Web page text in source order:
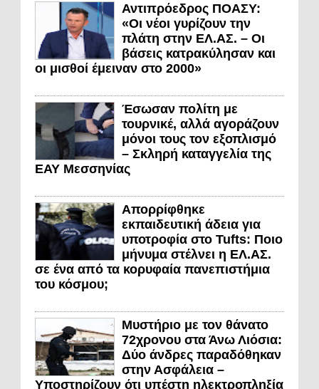
Αντιπρόεδρος ΠΟΑΣΥ:
«Οι νέοι γυρίζουν την
πλάτη στην ΕΛ.ΑΣ. – Οι
βάσεις κατρακύλησαν και
οι μισθοί έμειναν στο 2000»
Έσωσαν πολίτη με
τουρνικέ, αλλά αγοράζουν
μόνοι τους τον εξοπλισμό
– Σκληρή καταγγελία της
ΕΑΥ Μεσσηνίας
Απορρίφθηκε
εκπαιδευτική άδεια για
υποτροφία στο Tufts: Ποιο
μήνυμα στέλνει η ΕΛ.ΑΣ.
σε ένα από τα κορυφαία πανεπιστήμια
του κόσμου;
Μυστήριο με τον θάνατο
72χρονου στα Άνω Λιόσια:
Δύο άνδρες παραδόθηκαν
στην Ασφάλεια –
Υποστηρίζουν ότι υπέστη ηλεκτροπληξία